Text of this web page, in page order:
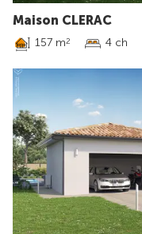
Maison CLERAC
157 m2 4 ch